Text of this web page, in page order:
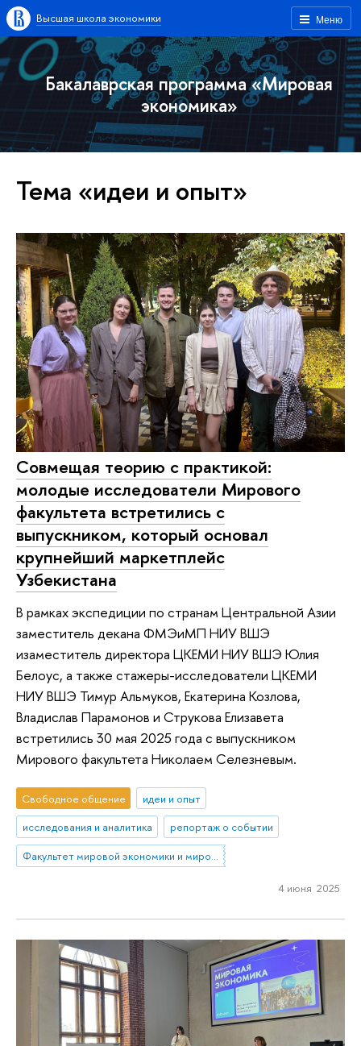
Меню
Высшая школа экономики
Бакалаврская программа «Мировая
экономика»
Тема «идеи и опыт»
Совмещая теорию с практикой:
молодые исследователи Мирового
факультета встретились с
выпускником, который основал
крупнейший маркетплейс
Узбекистана
В рамках экспедиции по странам Центральной Азии
заместитель декана ФМЭиМП НИУ ВШЭ
изаместитель директора ЦКЕМИ НИУ ВШЭ Юлия
Белоус, а также стажеры-исследователи ЦКЕМИ
НИУ ВШЭ Тимур Альмуков, Екатерина Козлова,
Владислав Парамонов и Струкова Елизавета
встретились 30 мая 2025 года с выпускником
Мирового факультета Николаем Селезневым.
Свободное общение
идеи и опыт
исследования и аналитика
репортаж о событии
Факультет мировой экономики и мировой политики
4 июня 2025